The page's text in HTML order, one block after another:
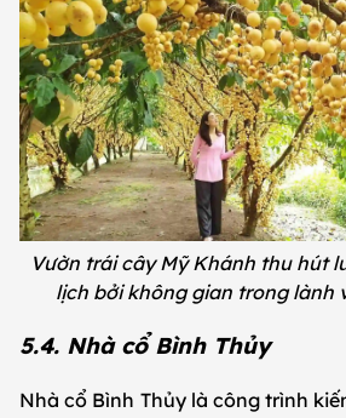
Vườn trái cây Mỹ Khánh thu hút
lịch bởi không gian trong lành
5.4. Nhà cổ Bình Thủy
Nhà cổ Bình Thủy là công trình